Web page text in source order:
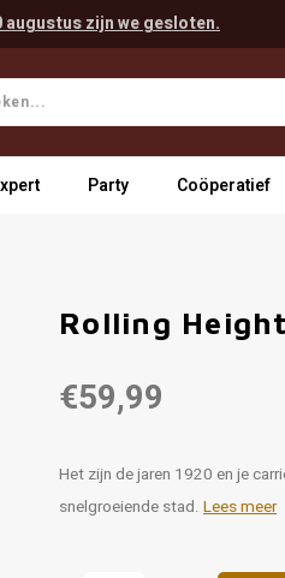
zijn we gesloten.
Party Coöperatief
Rolling
€59,99
Het zijn de jaren 1920 en je
snelgroeiende stad. Lees meer